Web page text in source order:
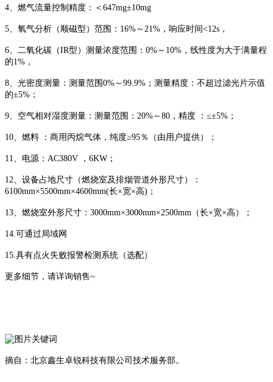
4、燃气流量控制精度：＜647mg±10mg
5、氧气分析（顺磁型）范围：16%～21%，响应时间<12s，
6、二氧化碳（IR型）测量浓度范围：0%～10%，线性度为大于满量程
的1%，
8、光密度测量：测量范围0%～99.9%；测量精度：不超过滤光片示值
的±5%；
9、空气相对湿度测量：测量范围：20%～80，精度 ：≤±5%；
10、燃料 ：商用丙烷气体，纯度≥95％（由用户提供）；
11、电源：AC380V ，6KW；
12、设备占地尺寸（燃烧室及排烟管道外形尺寸）：
6100mm×5500mm×4600mm(长×宽×高)；
13、燃烧室外形尺寸：3000mm×3000mm×2500mm（长×宽×高）；
14.可通过局域网
15.具有点火失败报警检测系统（选配）
更多细节，请详询销售~
摘自：北京鑫生卓锐科技有限公司技术服务部。